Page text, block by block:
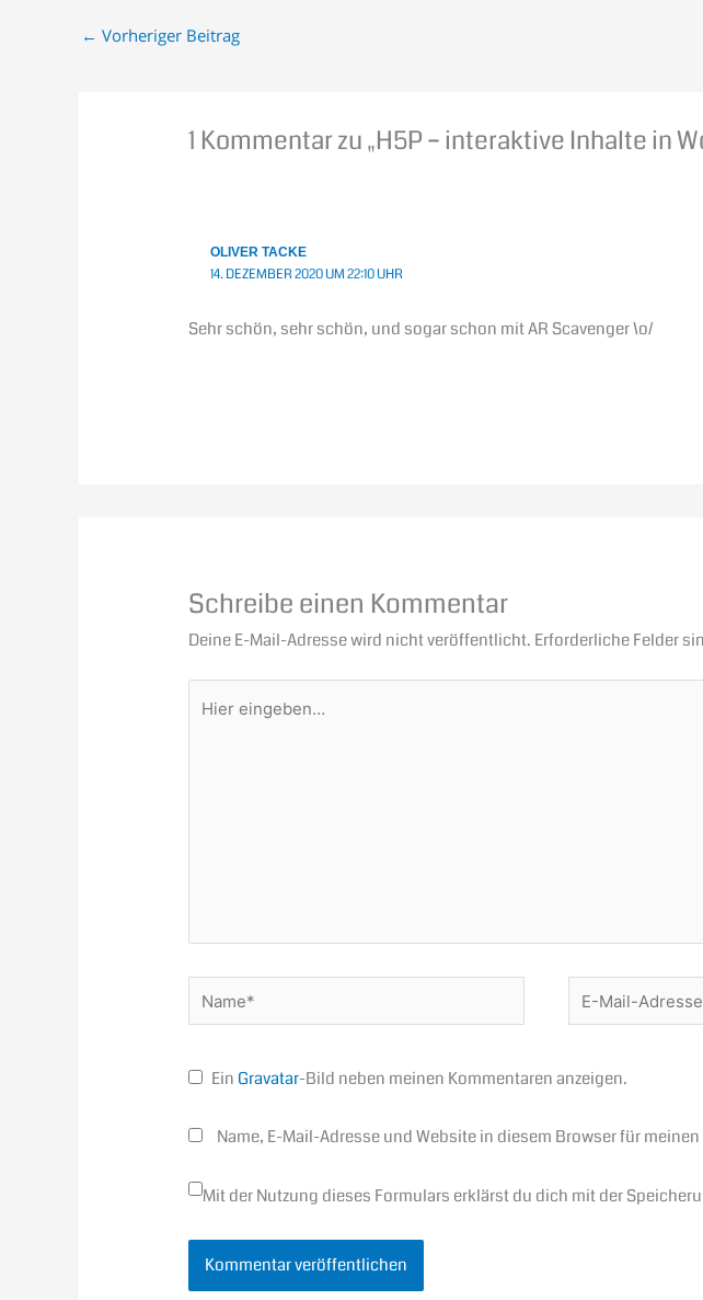
← Vorheriger Beitrag
1 Kommentar zu „H5P – interaktive Inhalte in
OLIVER TACKE
14. DEZEMBER 2020 UM 22:10 UHR
Sehr schön, sehr schön, und sogar schon mit AR Scavenger \o/
Schreibe einen Kommentar
Deine E-Mail-Adresse wird nicht veröffentlicht. Erforderliche Felder
eingeben…
Name*
Mail-
Ein Gravatar-Bild neben meinen Kommentaren anzeigen.
Name, E-Mail-Adresse und Website in diesem Browser für
Mit der Nutzung dieses Formulars erklärst du dich mit der